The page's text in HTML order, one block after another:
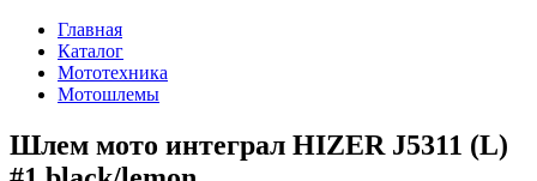
Главная
Каталог
Мототехника
Мотошлемы
Шлем мото интеграл HIZER J5311 (L)